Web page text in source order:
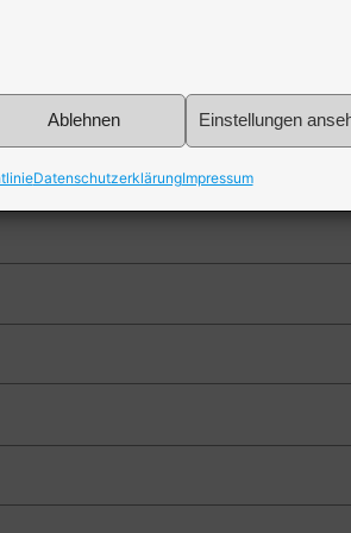
Ablehnen Einstellungen
DatenschutzerklärungImpressum